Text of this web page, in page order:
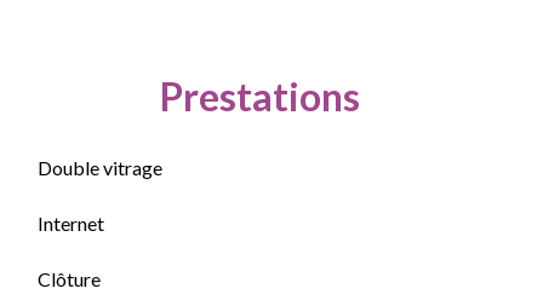
Prestations
Double vitrage
Internet
Clôture